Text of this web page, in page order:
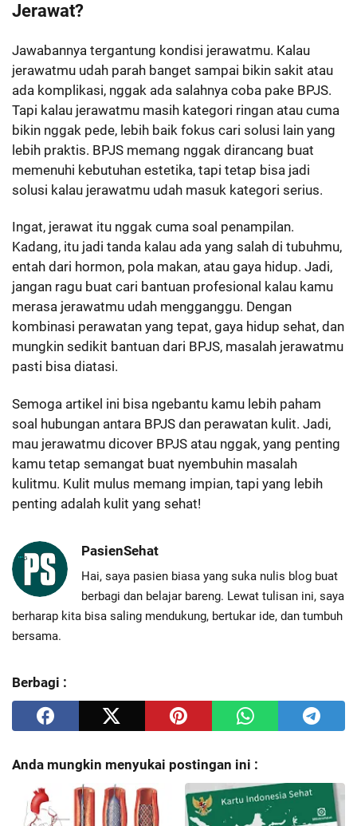
Jerawat?
Jawabannya tergantung kondisi jerawatmu. Kalau
jerawatmu udah parah banget sampai bikin sakit atau
ada komplikasi, nggak ada salahnya coba pake BPJS.
Tapi kalau jerawatmu masih kategori ringan atau cuma
bikin nggak pede, lebih baik fokus cari solusi lain yang
lebih praktis. BPJS memang nggak dirancang buat
memenuhi kebutuhan estetika, tapi tetap bisa jadi
solusi kalau jerawatmu udah masuk kategori serius.
Ingat, jerawat itu nggak cuma soal penampilan.
Kadang, itu jadi tanda kalau ada yang salah di tubuhmu,
entah dari hormon, pola makan, atau gaya hidup. Jadi,
jangan ragu buat cari bantuan profesional kalau kamu
merasa jerawatmu udah mengganggu. Dengan
kombinasi perawatan yang tepat, gaya hidup sehat, dan
mungkin sedikit bantuan dari BPJS, masalah jerawatmu
pasti bisa diatasi.
Semoga artikel ini bisa ngebantu kamu lebih paham
soal hubungan antara BPJS dan perawatan kulit. Jadi,
mau jerawatmu dicover BPJS atau nggak, yang penting
kamu tetap semangat buat nyembuhin masalah
kulitmu. Kulit mulus memang impian, tapi yang lebih
penting adalah kulit yang sehat!
PasienSehat
Hai, saya pasien biasa yang suka nulis blog buat
berbagi dan belajar bareng. Lewat tulisan ini, saya
berharap kita bisa saling mendukung, bertukar ide, dan tumbuh
bersama.
Berbagi :
Anda mungkin menyukai postingan ini :